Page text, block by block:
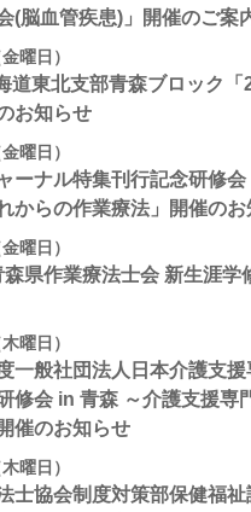
(脳血管疾患)」開催のご案
曜日）
道東北支部⻘森ブロック「
お知らせ
曜日）
ーナル特集刊行記念研修
からの作業療法」開催のお
曜日）
県作業療法士会 新生涯学
曜日）
一般社団法人日本介護支
修会 in 青森 ～介護支援専
催のお知らせ
曜日）
士協会制度対策部保健福